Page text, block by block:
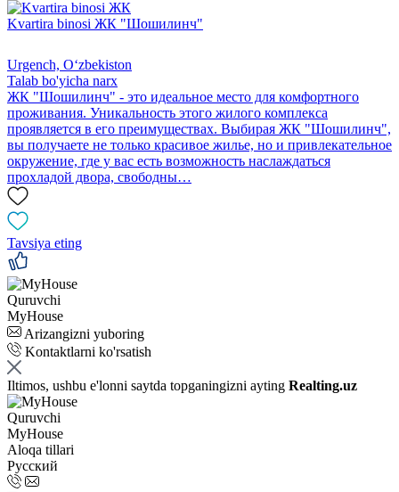
Kvartira binosi ЖК "Шошилинч"
Urgench, Oʻzbekiston
Talab bo'yicha narx
ЖК "Шошилинч" - это идеальное место для комфортного
проживания. Уникальность этого жилого комплекса
проявляется в его преимуществах. Выбирая ЖК "Шошилинч",
вы получаете не только красивое жилье, но и привлекательное
окружение, где у вас есть возможность наслаждаться
прохладой двора, свободны…
Tavsiya eting
Quruvchi
MyHouse
Arizangizni yuboring
Kontaktlarni ko'rsatish
Iltimos, ushbu e'lonni saytda topganingizni ayting Realting.uz
Quruvchi
MyHouse
Aloqa tillari
Русский